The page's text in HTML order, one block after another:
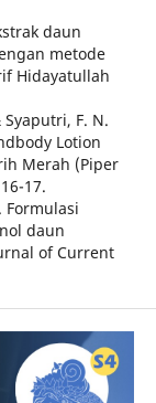
daun
metode
Hidayatullah
F. N.
Lotion
Merah (Piper
17.
Formulasi
daun
of Current